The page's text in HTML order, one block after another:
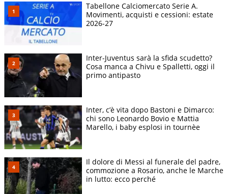
Tabellone Calciomercato Serie A.
Movimenti, acquisti e cessioni: estate
2026-27
Inter-Juventus sarà la sfida scudetto?
Cosa manca a Chivu e Spalletti, oggi il
primo antipasto
Inter, c’è vita dopo Bastoni e Dimarco:
chi sono Leonardo Bovio e Mattia
Marello, i baby esplosi in tournèe
Il dolore di Messi al funerale del padre,
commozione a Rosario, anche le Marche
in lutto: ecco perché